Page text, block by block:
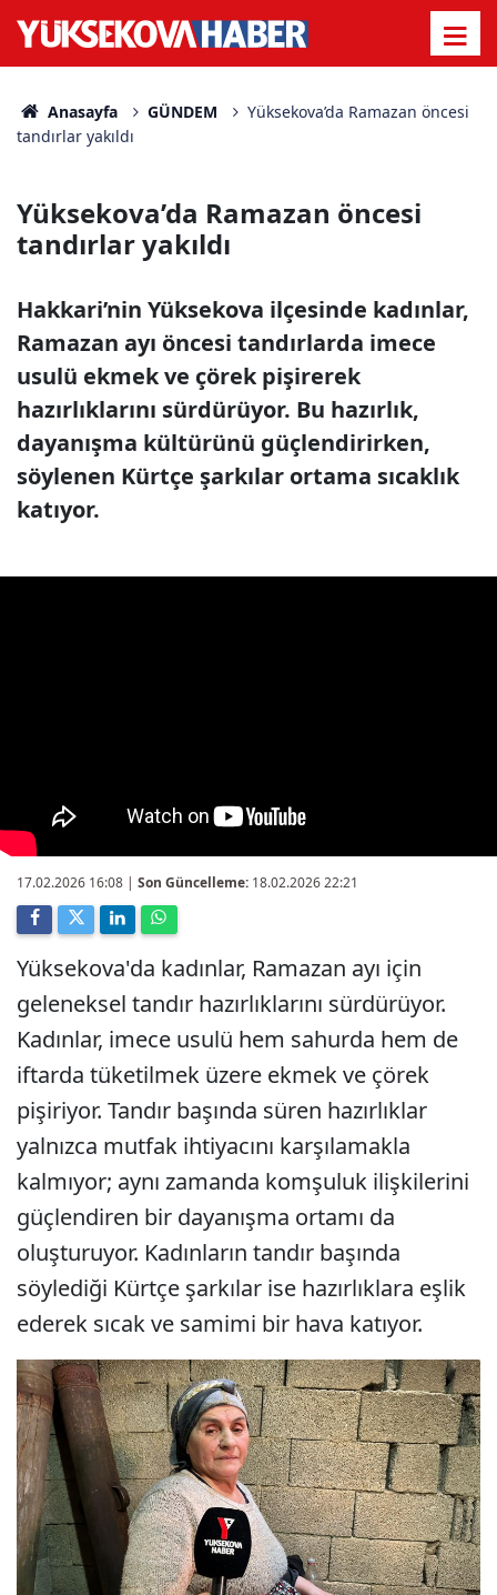
Anasayfa GÜNDEM
Yüksekova’da Ramazan öncesi
tandırlar yakıldı
Yüksekova’da Ramazan öncesi
tandırlar yakıldı
Hakkari’nin Yüksekova ilçesinde kadınlar,
Ramazan ayı öncesi tandırlarda imece
usulü ekmek ve çörek pişirerek
hazırlıklarını sürdürüyor. Bu hazırlık,
dayanışma kültürünü güçlendirirken,
söylenen Kürtçe şarkılar ortama sıcaklık
katıyor.
17.02.2026 16:08 | Son Güncelleme: 18.02.2026 22:21
Yüksekova'da kadınlar, Ramazan ayı için
geleneksel tandır hazırlıklarını sürdürüyor.
Kadınlar, imece usulü hem sahurda hem de
iftarda tüketilmek üzere ekmek ve çörek
pişiriyor. Tandır başında süren hazırlıklar
yalnızca mutfak ihtiyacını karşılamakla
kalmıyor; aynı zamanda komşuluk ilişkilerini
güçlendiren bir dayanışma ortamı da
oluşturuyor. Kadınların tandır başında
söylediği Kürtçe şarkılar ise hazırlıklara eşlik
ederek sıcak ve samimi bir hava katıyor.